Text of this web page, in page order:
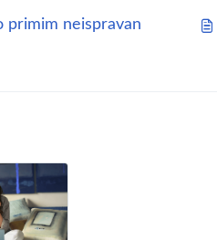
primim neispravan